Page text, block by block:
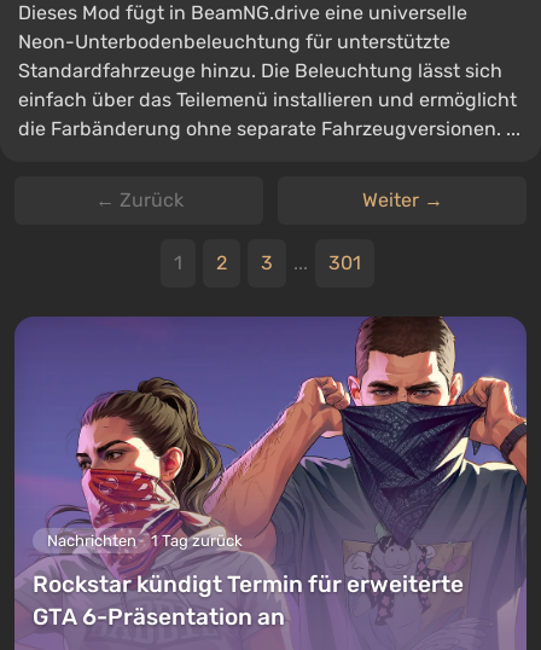
Dieses Mod fügt in BeamNG.drive eine universelle
Neon-Unterbodenbeleuchtung für unterstützte
Standardfahrzeuge hinzu. Die Beleuchtung lässt sich
einfach über das Teilemenü installieren und ermöglicht
die Farbänderung ohne separate Fahrzeugversionen. ...
← Zurück Weiter →
1 2 3 ... 301
Nachrichten 1 Tag zurück
Rockstar kündigt Termin für erweiterte
GTA 6-Präsentation an